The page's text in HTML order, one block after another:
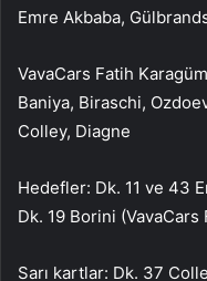
Emre Akbaba,
VavaCars Fatih
Baniya, Biraschi,
Colley, Diagne
Hedefler: Dk. 11 ve 43
Dk. 19 Borini
Sarı kartlar: Dk. 37